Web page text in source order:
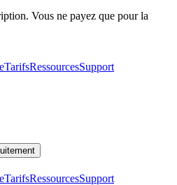
Vous ne payez que pour la
TarifsRessourcesSupport
TarifsRessourcesSupport